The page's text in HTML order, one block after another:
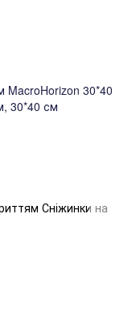
MacroHorizon 30*40
30*40 см